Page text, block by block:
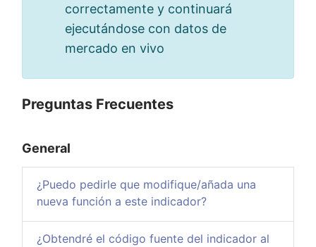
correctamente y continuará
ejecutándose con datos de
mercado en vivo
Preguntas Frecuentes
General
¿Puedo pedirle que modifique/añada una
nueva función a este indicador?
¿Obtendré el código fuente del indicador al